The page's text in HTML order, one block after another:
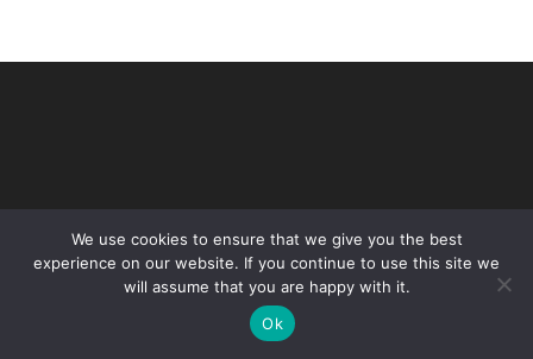
Copyright - WordPress Theme by OceanWP
We use cookies to ensure that we give you the best
experience on our website. If you continue to use this site we
will assume that you are happy with it.
Ok